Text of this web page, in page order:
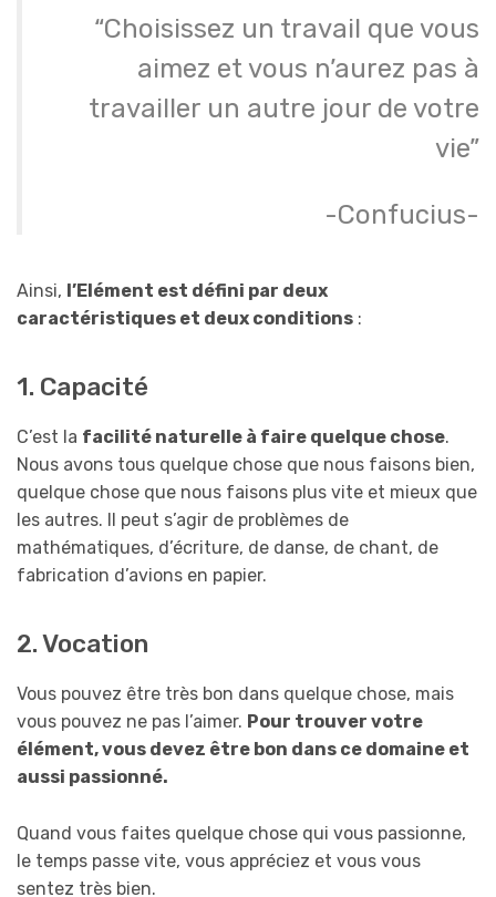
“Choisissez un travail que vous
aimez et vous n’aurez pas à
travailler un autre jour de votre
vie”
-Confucius-
Ainsi, l’Elément est défini par deux
caractéristiques et deux conditions :
1. Capacité
C’est la facilité naturelle à faire quelque chose.
Nous avons tous quelque chose que nous faisons bien,
quelque chose que nous faisons plus vite et mieux que
les autres. Il peut s’agir de problèmes de
mathématiques, d’écriture, de danse, de chant, de
fabrication d’avions en papier.
2. Vocation
Vous pouvez être très bon dans quelque chose, mais
vous pouvez ne pas l’aimer. Pour trouver votre
élément, vous devez être bon dans ce domaine et
aussi passionné.
Quand vous faites quelque chose qui vous passionne,
le temps passe vite, vous appréciez et vous vous
sentez très bien.